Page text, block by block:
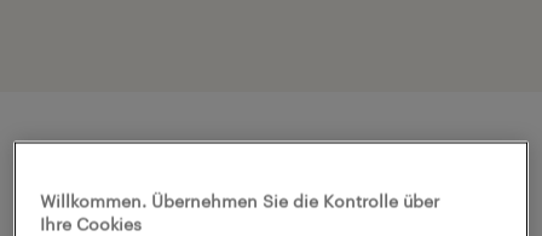
Willkommen. Übernehmen Sie die Kontrolle über
Ihre Cookies